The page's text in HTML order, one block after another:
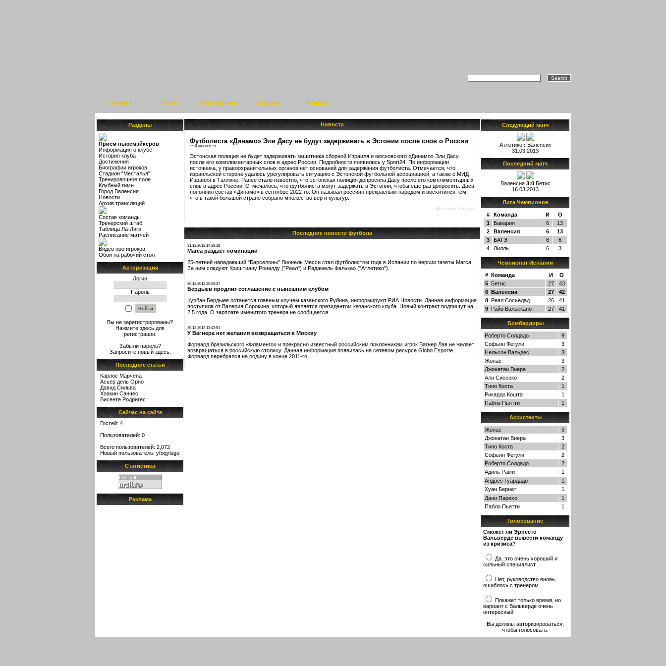
Главная Поиск Наш баннер Ссылки Контакт
Разделы
Прием ньюсмэйкеров
Информация о клубе
История клуба
Достижения
Биографии игроков
Стадион "Месталья"
Тренировочное поле
Клубный гимн
Город Валенсия
Новости
Архив трансляций
Состав команды
Тренерский штаб
Таблица Ла-Лиги
Расписание матчей
Видео про игроков
Обои на рабочий стол
Авторизация
Логин
Пароль
Вы не зарегистрированы?
Нажмите здесь для
регистрации.
Забыли пароль?
Запросите новый здесь.
Последние статьи
Карлос Марчена
Асьер дель Орно
Давид Сильва
Хоакин Санчес
Висенте Родригес
Сейчас на сайте
Гостей: 4
Пользователей: 0
Всего пользователей: 2,072
Новый пользователь: yfoqylugu
Статистика
Реклама
Новости
Футболиста «Динамо» Эли Дасу не будут задерживать в Эстонии после слов о России
07.06.2025 23:11:53
Эстонская полиция не будет задерживать защитника сборной Израиля и московского «Динамо» Эли Дасу
после его комплиментарных слов в адрес России. Подробности появились у Sport24. По информации
источника, у правоохранительных органов нет оснований для задержания футболиста. Отмечается, что
израильской стороне удалось урегулировать ситуацию с Эстонской футбольной ассоциацией, а также с МИД
Израиля в Таллине. Ранее стало известно, что эстонская полиция допросила Дасу после его комплиментарных
слов в адрес России. Отмечалось, что футболиста могут задержать в Эстонии, чтобы еще раз допросить. Даса
пополнил состав «Динамо» в сентябре 2022-го. Он называл россиян прекрасным народом и восхитился тем,
что в такой большой стране собрано множество вер и культур.
Источник: Lenta.ru
Последние новости футбола
31.12.2012 14:39:28
Marca раздает номинации
25-летний нападающий "Барселоны" Лионель Месси стал футболистом года в Испании по версии газеты Marca.
За ним следуют Криштиану Роналду ("Реал") и Радамель Фалькао ("Атлетико").
30.12.2012 20:59:37
Бердыев продлит соглашение с нынешним клубом
Курбан Бердыев останется главным коучем казанского Рубина, информируют РИА Новости. Данная информация
поступила от Валерия Сорокина, который является президентом казанского клуба. Новый контракт подпишут на
2,5 года. О зарплате именитого тренера не сообщается.
30.12.2012 13:43:51
У Вагнера нет желания возвращаться в Москву
Форвард бразильского «Фламенго» и прекрасно известный российским поклонникам игрок Вагнер Лав не желает
возвращаться в российскую столицу. Данная информация появилась на сетевом ресурсе Globo Esporte.
Форвард перебрался на родину в конце 2011-го.
Следующий матч
Атлетико: Валенсия
31.03.2013
Последний матч
Валенсия3:0 Бетис
16.03.2013
Лига Чемпионов
# Команда И
О
1
Бавария 6
13
2
Валенсия 6
13
3
БАТЭ 6
6
4
Лилль 6 3
Чемпионат Испании
# Команда И
О
5 Бетис 27
43
6 Валенсия 27
42
8 Реал Сосьедад 26
41
9 Райо Вальекано 27 41
Бомбардиры
Роберто Солдадо
9
Софьян Фегули
3
Нельсон Вальдес
3
Жонас
3
Джонатан Виера
2
Али Сиссоко
2
Тино Коста
1
Рикардо Кошта
1
Пабло Пьятти
1
Ассистенты
Жонас
3
Джонатан Виера
3
Тино Коста
2
Софьян Фегули
2
Роберто Солдадо
2
Адиль Рами
1
Андрес Гуардадо
1
Хуан Бернат
1
Дани Парехо
1
Пабло Пьятти
1
Голосование
Сможет ли Эрнесто
Вальверде вывести команду
из кризиса?
Да, это очень хороший и
сильный специалист
Нет, руководство вновь
ошиблось с тренером
Покажет только время, но
вариант с Вальверде очень
интересный
Вы должны авторизироваться,
чтобы голосовать.